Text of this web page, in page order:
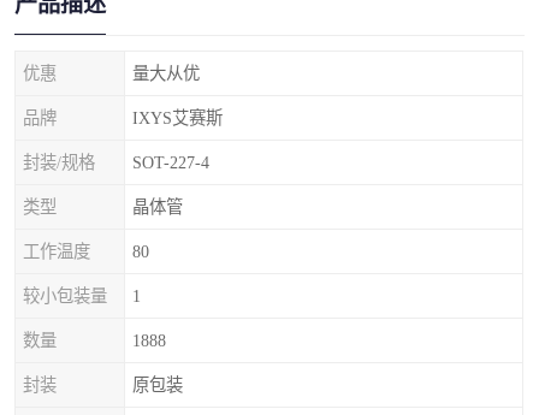
优惠 量大从优
品牌 IXYS艾赛斯
封装/规格 SOT-227-4
类型 晶体管
工作温度 80
较小包装量 1
数量 1888
封装 原包装